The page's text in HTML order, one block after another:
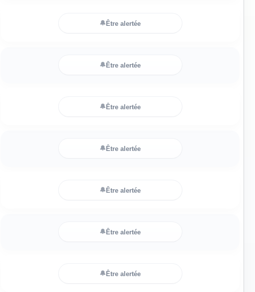
🔔Être alertée
🔔Être alertée
🔔Être alertée
🔔Être alertée
🔔Être alertée
🔔Être alertée
🔔Être alertée